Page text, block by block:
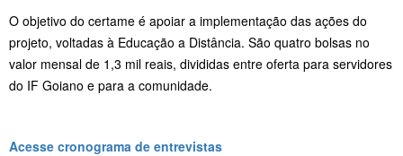
O objetivo do certame é apoiar a implementação das ações do
projeto, voltadas à Educação a Distância. São quatro bolsas no
valor mensal de 1,3 mil reais, divididas entre oferta para servidores
do IF Goiano e para a comunidade.
Acesse cronograma de entrevistas